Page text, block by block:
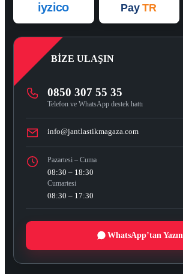
iyzico Pay TR
BIZE ULAŞIN
0850 307 55 35
Telefon ve WhatsApp destek hattı
info@jantlastikmagaza.com
Pazartesi – Cuma
08:30 – 18:30
Cumartesi
08:30 – 17:30
WhatsApp’tan Yazın